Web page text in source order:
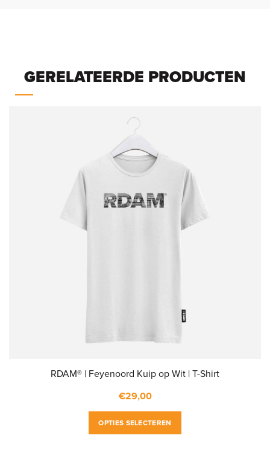
GERELATEERDE PRODUCTEN
RDAM® | Feyenoord Kuip op Wit | T-Shirt
€29,00
OPTIES SELECTEREN
product